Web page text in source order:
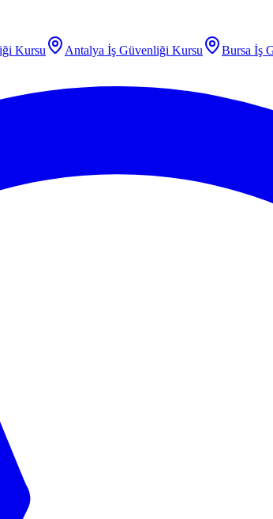
Kursu Antalya İş Güvenliği Kursu Bursa İş